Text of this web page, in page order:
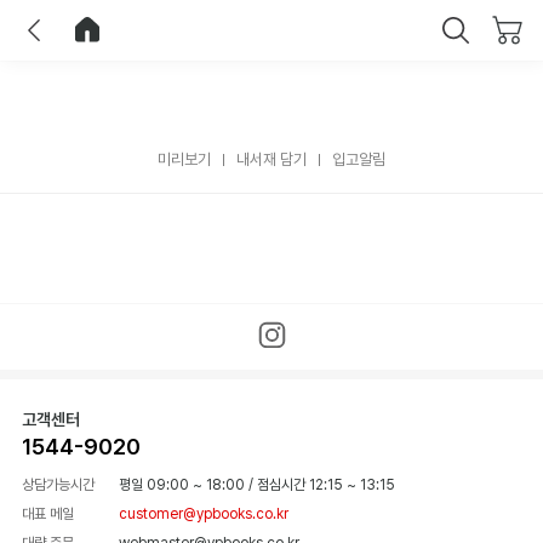
미리보기 내서재 담기 입고알림
고객센터
1544-9020
상담가능시간 평일 09:00 ~ 18:00 / 점심시간 12:15 ~ 13:15
대표 메일
customer@ypbooks.co.kr